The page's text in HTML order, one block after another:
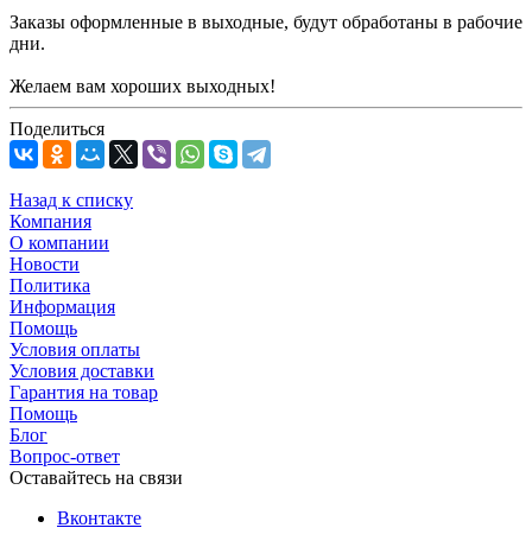
Заказы оформленные в выходные, будут обработаны в рабочие
дни.
Желаем вам хороших выходных!
Поделиться
Назад к списку
Компания
О компании
Новости
Политика
Информация
Помощь
Условия оплаты
Условия доставки
Гарантия на товар
Помощь
Блог
Вопрос-ответ
Оставайтесь на связи
Вконтакте